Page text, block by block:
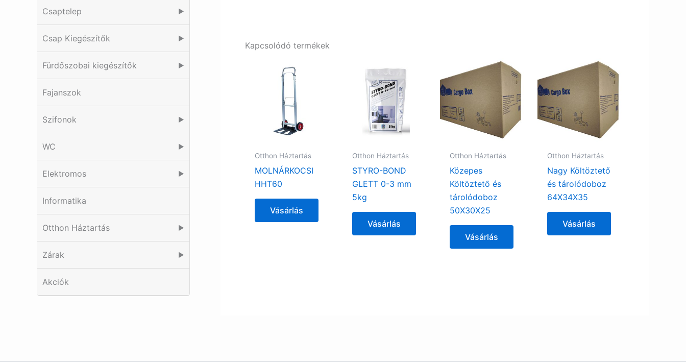
Csaptelep ▶
Csap Kiegészítők ▶
Fürdőszobai kiegészítők ▶
Fajanszok
Szifonok ▶
WC ▶
Elektromos ▶
Informatika
Otthon Háztartás ▶
Zárak ▶
Akciók
Kapcsolódó termékek
Otthon Háztartás
MOLNÁRKOCSI
HHT60
Vásárlás
Otthon Háztartás
STYRO-BOND
GLETT 0-3 mm
5kg
Vásárlás
Otthon Háztartás
Közepes
Költöztető és
tárolódoboz
50X30X25
Vásárlás
Otthon Háztartás
Nagy Költöztető
és tárolódoboz
64X34X35
Vásárlás